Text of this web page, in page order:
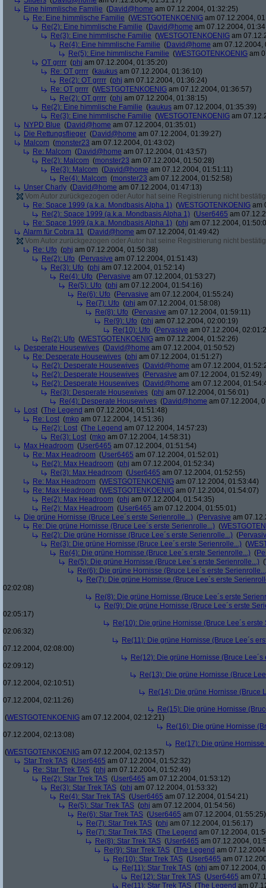
Eine himmlische Familie (David@home am 07.12.2004, 01:32:25)
Re: Eine himmlische Familie (WESTGOTENKOENIG am 07.12.2004,
Re(2): Eine himmlische Familie (David@home am 07.12.2004,
Re(3): Eine himmlische Familie (WESTGOTENKOENIG am
Re(4): Eine himmlische Familie (David@home am 07.12.2004,
Re(5): Eine himmlische Familie (WESTGOTENKOENIG am
OT grrrr (phj am 07.12.2004, 01:35:20)
Re: OT grrrr (kaukus am 07.12.2004, 01:36:10)
Re(2): OT grrrr (phj am 07.12.2004, 01:36:24)
Re: OT grrrr (WESTGOTENKOENIG am 07.12.2004, 01:36:57)
Re(2): OT grrrr (phj am 07.12.2004, 01:38:15)
Re(2): Eine himmlische Familie (kaukus am 07.12.2004, 01:35:39)
Re(3): Eine himmlische Familie (WESTGOTENKOENIG am
NYPD Blue (David@home am 07.12.2004, 01:35:01)
Die Rettungsflieger (David@home am 07.12.2004, 01:39:27)
Malcom (monster23 am 07.12.2004, 01:43:02)
Re: Malcom (David@home am 07.12.2004, 01:43:57)
Re(2): Malcom (monster23 am 07.12.2004, 01:50:28)
Re(3): Malcom (David@home am 07.12.2004, 01:51:11)
Re(4): Malcom (monster23 am 07.12.2004, 01:52:58)
Unser Charly (David@home am 07.12.2004, 01:47:13)
Vom Autor zurückgezogen oder Autor hat seine Registrierung nicht
Re: Space 1999 (a.k.a. Mondbasis Alpha 1) (WESTGOTENKOENIG am
Re(2): Space 1999 (a.k.a. Mondbasis Alpha 1) (User6465 am
Re: Space 1999 (a.k.a. Mondbasis Alpha 1) (phj am 07.12.2004,
Alarm für Cobra 11 (David@home am 07.12.2004, 01:49:42)
Vom Autor zurückgezogen oder Autor hat seine Registrierung nicht
Re: Ufo (phj am 07.12.2004, 01:50:38)
Re(2): Ufo (Pervasive am 07.12.2004, 01:51:43)
Re(3): Ufo (phj am 07.12.2004, 01:52:14)
Re(4): Ufo (Pervasive am 07.12.2004, 01:53:27)
Re(5): Ufo (phj am 07.12.2004, 01:54:16)
Re(6): Ufo (Pervasive am 07.12.2004, 01:55:24)
Re(7): Ufo (phj am 07.12.2004, 01:58:08)
Re(8): Ufo (Pervasive am 07.12.2004, 01:59:11)
Re(9): Ufo (phj am 07.12.2004, 02:00:19)
Re(10): Ufo (Pervasive am 07.12.2004,
Re(2): Ufo (WESTGOTENKOENIG am 07.12.2004, 01:52:26)
Desperate Housewives (David@home am 07.12.2004, 01:50:52)
Re: Desperate Housewives (phj am 07.12.2004, 01:51:27)
Re(2): Desperate Housewives (David@home am 07.12.2004,
Re(2): Desperate Housewives (Pervasive am 07.12.2004, 01:52:49)
Re(2): Desperate Housewives (David@home am 07.12.2004,
Re(3): Desperate Housewives (phj am 07.12.2004, 01:56:01)
Re(4): Desperate Housewives (David@home am 07.12.2004,
Lost (The Legend am 07.12.2004, 01:51:48)
Re: Lost (mko am 07.12.2004, 14:51:36)
Re(2): Lost (The Legend am 07.12.2004, 14:57:23)
Re(3): Lost (mko am 07.12.2004, 14:58:31)
Max Headroom (User6465 am 07.12.2004, 01:51:54)
Re: Max Headroom (User6465 am 07.12.2004, 01:52:01)
Re(2): Max Headroom (phj am 07.12.2004, 01:52:34)
Re(3): Max Headroom (User6465 am 07.12.2004, 01:52:55)
Re: Max Headroom (WESTGOTENKOENIG am 07.12.2004, 01:53:44)
Re: Max Headroom (WESTGOTENKOENIG am 07.12.2004, 01:54:07)
Re(2): Max Headroom (phj am 07.12.2004, 01:54:35)
Re(2): Max Headroom (User6465 am 07.12.2004, 01:55:01)
Die grüne Hornisse (Bruce Lee´s erste Serienrolle...) (Pervasive am
Re: Die grüne Hornisse (Bruce Lee´s erste Serienrolle...) (
Re(2): Die grüne Hornisse (Bruce Lee´s erste Serienrolle...) (
Re(3): Die grüne Hornisse (Bruce Lee´s erste Serienrolle...) (
Re(4): Die grüne Hornisse (Bruce Lee´s erste Serienrolle...) (
Re(5): Die grüne Hornisse (Bruce Lee´s erste Serienrolle...) (
Re(6): Die grüne Hornisse (Bruce Lee´s erste
Re(7): Die grüne Hornisse (Bruce Lee´s erste
02:02:08)
Re(8): Die grüne Hornisse (Bruce Lee´s erste
Re(9): Die grüne Hornisse (Bruce Lee´s erste
02:05:17)
Re(10): Die grüne Hornisse (Bruce Lee´s erste
02:06:32)
Re(11): Die grüne Hornisse (Bruce Lee´s
07.12.2004, 02:08:00)
Re(12): Die grüne Hornisse (Bruce
02:09:12)
Re(13): Die grüne Hornisse (Bruce
07.12.2004, 02:10:51)
Re(14): Die grüne Hornisse (Bruce
07.12.2004, 02:11:26)
Re(15): Die grüne Hornisse
(WESTGOTENKOENIG am 07.12.2004, 02:12:21)
Re(16): Die grüne Hornisse
07.12.2004, 02:13:08)
Re(17): Die grüne
(WESTGOTENKOENIG am 07.12.2004, 02:13:57)
Star Trek TAS (User6465 am 07.12.2004, 01:52:32)
Re: Star Trek TAS (phj am 07.12.2004, 01:52:49)
Re(2): Star Trek TAS (User6465 am 07.12.2004, 01:53:12)
Re(3): Star Trek TAS (phj am 07.12.2004, 01:53:32)
Re(4): Star Trek TAS (User6465 am 07.12.2004, 01:54:21)
Re(5): Star Trek TAS (phj am 07.12.2004, 01:54:56)
Re(6): Star Trek TAS (User6465 am 07.12.2004, 01:55:25)
Re(7): Star Trek TAS (phj am 07.12.2004, 01:56:17)
Re(7): Star Trek TAS (The Legend am 07.12.2004,
Re(8): Star Trek TAS (User6465 am 07.12.2004,
Re(9): Star Trek TAS (The Legend am
Re(10): Star Trek TAS (User6465 am
Re(11): Star Trek TAS (phj am 07.12.2004,
Re(12): Star Trek TAS (User6465 am
Re(11): Star Trek TAS (The Legend am